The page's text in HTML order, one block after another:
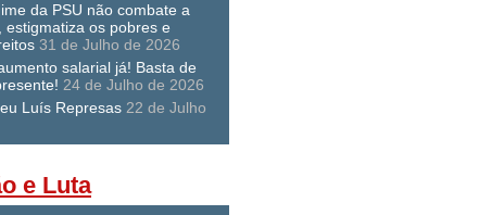
da PSU não combate a
estigmatiza os pobres e
31 de Julho de 2026
salarial já! Basta de
24 de Julho de 2026
Luís Represas 22 de Julho
e Luta